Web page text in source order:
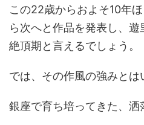
この22歳からおよそ10年
ら次へと作品を発表し、
絶頂期と言えるでしょう。
では、その作風の強みとは
銀座で育ち培ってきた、洒